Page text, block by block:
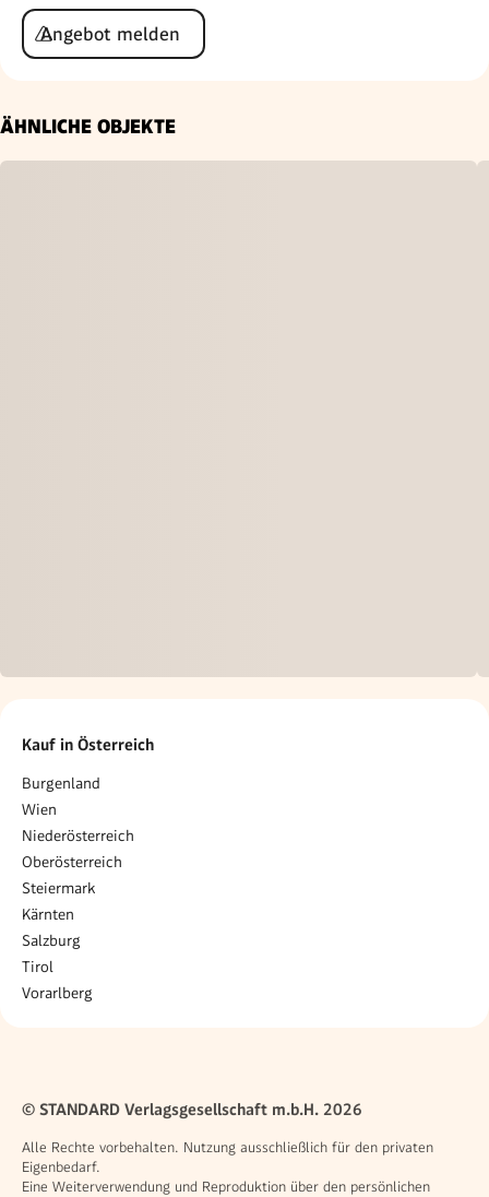
Angebot melden
ÄHNLICHE OBJEKTE
Kauf in Österreich
Burgenland
Wien
Niederösterreich
Oberösterreich
Steiermark
Kärnten
Salzburg
Tirol
Vorarlberg
© STANDARD Verlagsgesellschaft m.b.H. 2026
Alle Rechte vorbehalten. Nutzung ausschließlich für den privaten
Eigenbedarf.
Eine Weiterverwendung und Reproduktion über den persönlichen